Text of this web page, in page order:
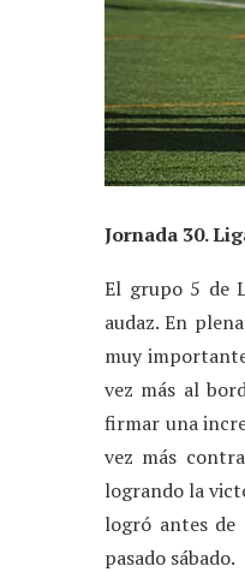
Jornada 30.
El grupo 5 de
audaz. En
muy
vez más al
firmar una
vez más
logrando la
logró antes de
pasado sábado.